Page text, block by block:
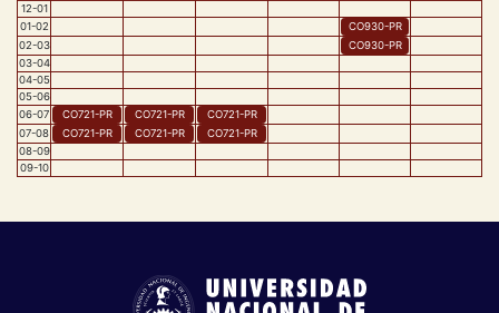
12-01
01-02 CO930-PR
02-03 CO930-PR
03-04
04-05
05-06
06-07 CO721-PR CO721-PR CO721-PR
07-08 CO721-PR CO721-PR CO721-PR
08-09
09-10